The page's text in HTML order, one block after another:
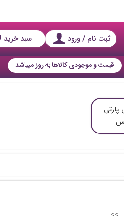
ثبت نام / ورود سبد خرید
قیمت و موجودی کالاها به روز میباشد
پارتی
<<